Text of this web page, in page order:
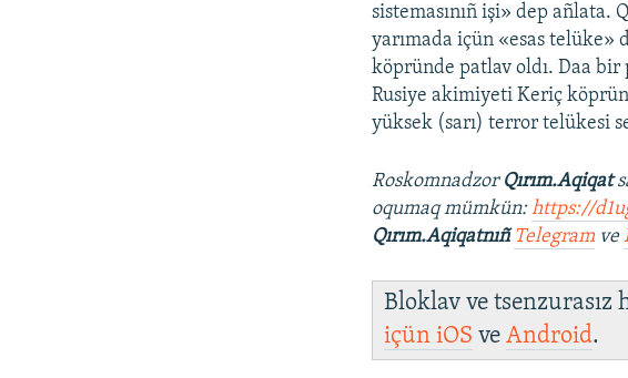
sistemasınıñ işi» dep añlata.
yarımada içün «esas telüke»
köpründe patlav oldı. Daa bir
Rusiye akimiyeti Keriç
yüksek (sarı) terror telükesi
Roskomnadzor Qırım.Aqiqat
oqumaq mümkün:https://
Qırım.AqiqatnıñTelegram ve
Bloklav ve tsenzurasız
içüniOS veAndroid.